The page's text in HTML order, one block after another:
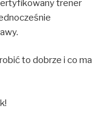
trener
to dobrze i co ma